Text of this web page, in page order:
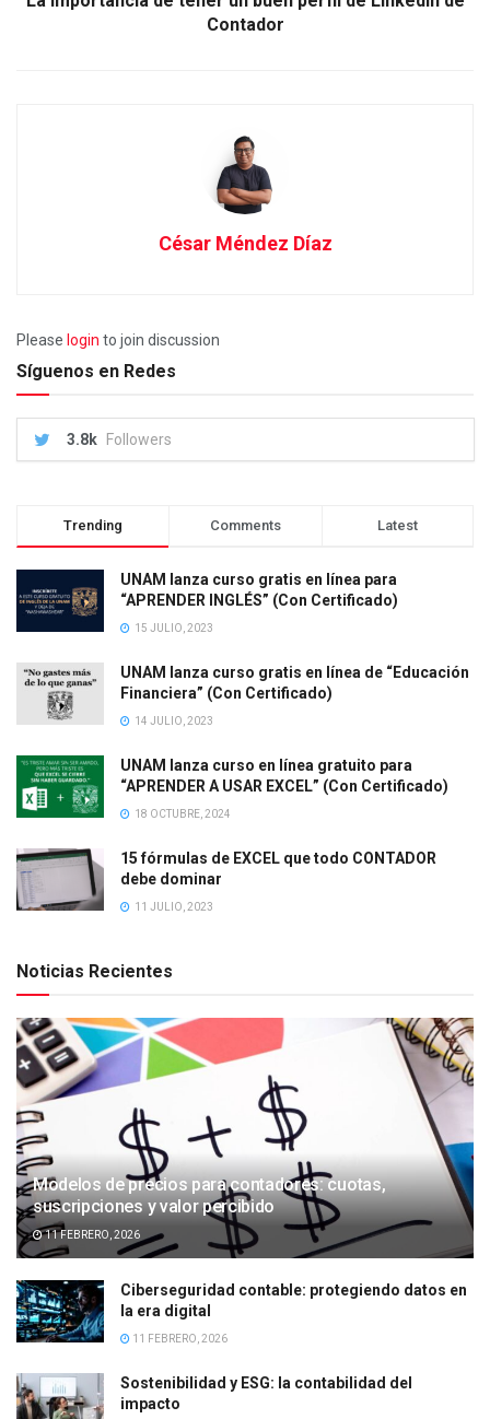
Contador
César Méndez Díaz
Please login to join discussion
Síguenos en Redes
3.8k Followers
Trending Comments Latest
UNAM lanza curso gratis en línea para
“APRENDER INGLÉS” (Con Certificado)
15 JULIO, 2023
UNAM lanza curso gratis en línea de “Educación
Financiera” (Con Certificado)
14 JULIO, 2023
UNAM lanza curso en línea gratuito para
“APRENDER A USAR EXCEL” (Con Certificado)
18 OCTUBRE, 2024
15 fórmulas de EXCEL que todo CONTADOR
debe dominar
11 JULIO, 2023
Noticias Recientes
Modelos de precios para contadores: cuotas,
suscripciones y valor percibido
11 FEBRERO, 2026
Ciberseguridad contable: protegiendo datos en
la era digital
11 FEBRERO, 2026
Sostenibilidad y ESG: la contabilidad del
impacto